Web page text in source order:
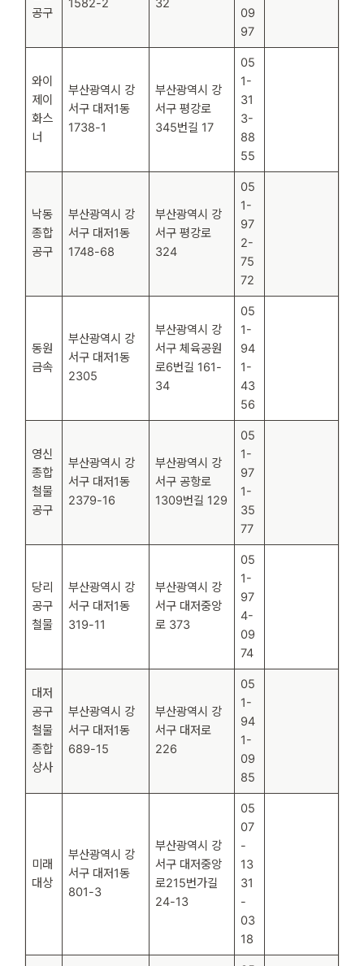
공구
1582-2
32
09
97
와이
제이
화스
너
부산광역시 강
서구 대저1동
1738-1
부산광역시 강
서구 평강로
345번길 17
05
1-
31
3-
88
55
낙동
종합
공구
부산광역시 강
서구 대저1동
1748-68
부산광역시 강
서구 평강로
324
05
1-
97
2-
75
72
동원
금속
부산광역시 강
서구 대저1동
2305
부산광역시 강
서구 체육공원
로6번길 161-
34
05
1-
94
1-
43
56
영신
종합
철물
공구
부산광역시 강
서구 대저1동
2379-16
부산광역시 강
서구 공항로
1309번길 129
05
1-
97
1-
35
77
당리
공구
철물
부산광역시 강
서구 대저1동
319-11
부산광역시 강
서구 대저중앙
로 373
05
1-
97
4-
09
74
대저
공구
철물
종합
상사
부산광역시 강
서구 대저1동
689-15
부산광역시 강
서구 대저로
226
05
1-
94
1-
09
85
미래
대상
부산광역시 강
서구 대저1동
801-3
부산광역시 강
서구 대저중앙
로215번가길
24-13
05
07
-
13
31
-
03
18